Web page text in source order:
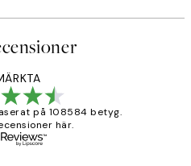
på 108584 betyg.
här.